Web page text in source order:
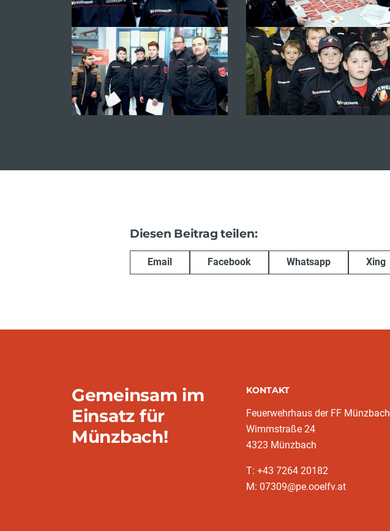
Diesen Beitrag teilen:
Email Facebook Whatsapp Xing
Gemeinsam im
Einsatz für
Münzbach!
KONTAKT
Feuerwehrhaus der FF Münzbach
Wimmstraße 24
4323 Münzbach
T: +43 7264 20182
M: 07309@pe.ooelfv.at